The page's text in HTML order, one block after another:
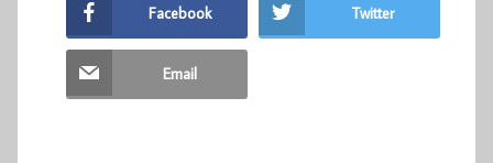
Facebook Twitter
Email